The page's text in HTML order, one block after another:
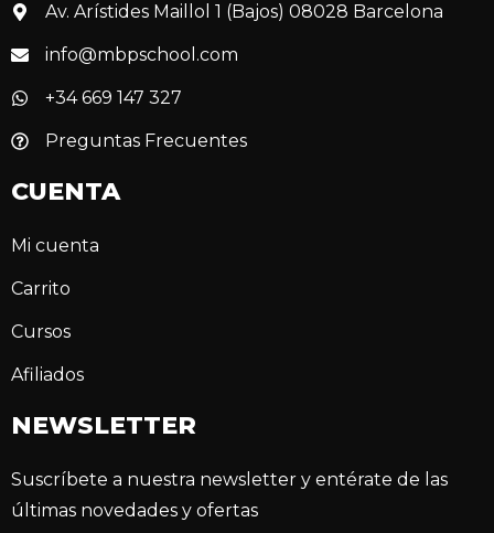
Av. Arístides Maillol 1 (Bajos) 08028 Barcelona
info@mbpschool.com
+34 669 147 327
Preguntas Frecuentes
CUENTA
Mi cuenta
Carrito
Cursos
Afiliados
NEWSLETTER
Suscríbete a nuestra newsletter y entérate de las
últimas novedades y ofertas